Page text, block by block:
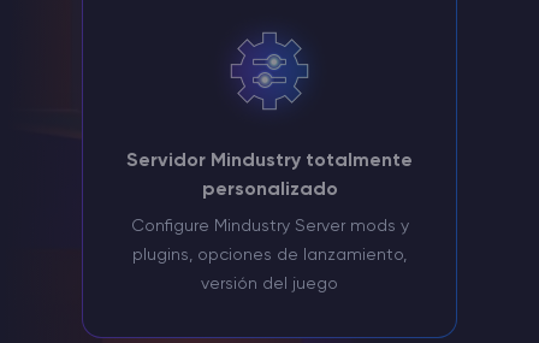
Servidor Mindustry totalmente
personalizado
Configure Mindustry Server mods y
plugins, opciones de lanzamiento,
versión del juego